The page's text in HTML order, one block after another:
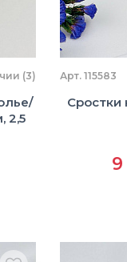
(3)
2,5
Арт. 115583
Сростки